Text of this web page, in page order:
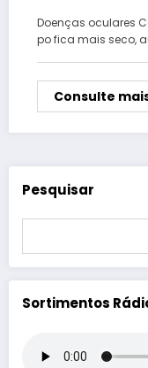
Doenças oculares
po fica mais seco,
Consulte
Pesquisar
Sortimentos